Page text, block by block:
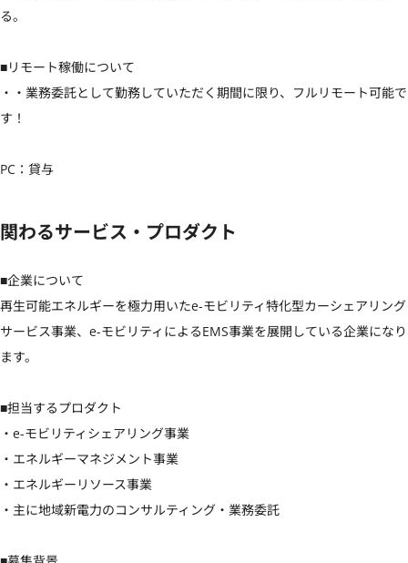
る。
■リモート稼働について
・・業務委託として勤務していただく期間に限り、フルリモート可能で
す！
PC：貸与
関わるサービス・プロダクト
■企業について
再生可能エネルギーを極力用いたe-モビリティ特化型カーシェアリング
サービス事業、e-モビリティによるEMS事業を展開している企業になり
ます。
■担当するプロダクト
・e-モビリティシェアリング事業
・エネルギーマネジメント事業
・エネルギーリソース事業
・主に地域新電力のコンサルティング・業務委託